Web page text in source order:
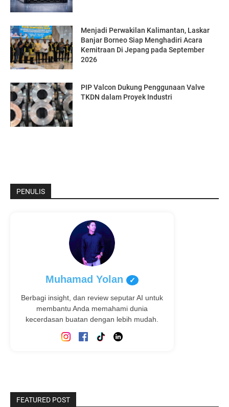
Menjadi Perwakilan Kalimantan, Laskar
Banjar Borneo Siap Menghadiri Acara
Kemitraan Di Jepang pada September
2026
PIP Valcon Dukung Penggunaan Valve
TKDN dalam Proyek Industri
PENULIS
Muhamad Yolan ✓
Berbagi insight, dan review seputar AI untuk
membantu Anda memahami dunia
kecerdasan buatan dengan lebih mudah.
FEATURED POST